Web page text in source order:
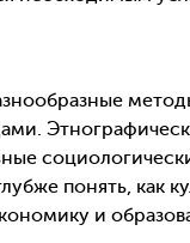
понять, как
и